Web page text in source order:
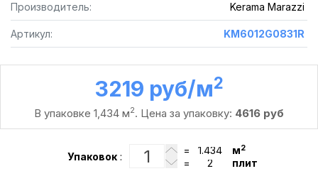
Производитель: Kerama Marazzi
Артикул: KM6012G0831R
3219 руб /м2
В упаковке 1,434 м2. Цена за упаковку: 4616 руб
Упаковок :
= м2
= плит